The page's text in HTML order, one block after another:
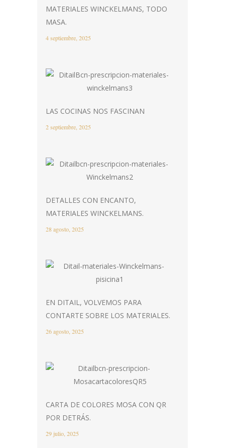
MATERIALES WINCKELMANS, TODO
MASA.
4 septiembre, 2025
LAS COCINAS NOS FASCINAN
2 septiembre, 2025
DETALLES CON ENCANTO,
MATERIALES WINCKELMANS.
28 agosto, 2025
EN DITAIL, VOLVEMOS PARA
CONTARTE SOBRE LOS MATERIALES.
26 agosto, 2025
CARTA DE COLORES MOSA CON QR
POR DETRÁS.
29 julio, 2025